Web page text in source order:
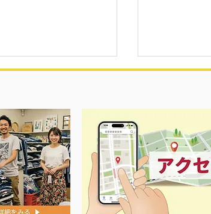
強化買取中‼️
ナイキ＆